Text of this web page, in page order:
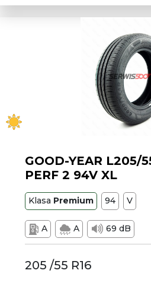
GOOD-YEAR L205/
PERF 2 94V XL
Klasa Premium 94 V
A A 69 dB
205 /55 R16